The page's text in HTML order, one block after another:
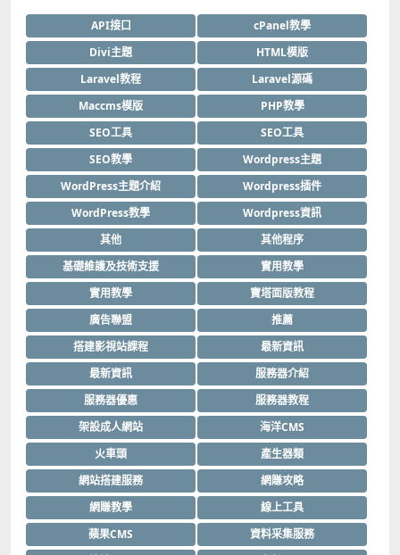
API接口
cPanel教學
Divi主題
HTML模版
Laravel教程
Laravel源碼
Maccms模版
PHP教學
SEO工具
SEO工具
SEO教學
Wordpress主題
WordPress主題介紹
Wordpress插件
WordPress教學
Wordpress資訊
其他
其他程序
基礎維護及技術支援
實用教學
實用教學
寶塔面版教程
廣告聯盟
推薦
搭建影視站課程
最新資訊
最新資訊
服務器介紹
服務器優惠
服務器教程
架設成人網站
海洋CMS
火車頭
產生器類
網站搭建服務
網賺攻略
網賺教學
線上工具
蘋果CMS
資料采集服務